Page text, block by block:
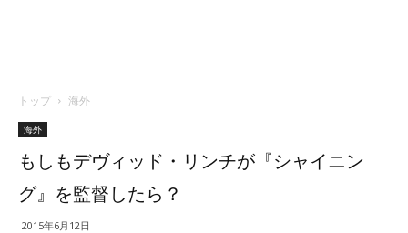
トップ 海外
海外
もしもデヴィッド・リンチが『シャイニン
グ』を監督したら？
2015年6月12日